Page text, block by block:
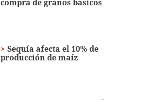
compra de granos básicos
Sequía afecta el 10% de
producción de maíz